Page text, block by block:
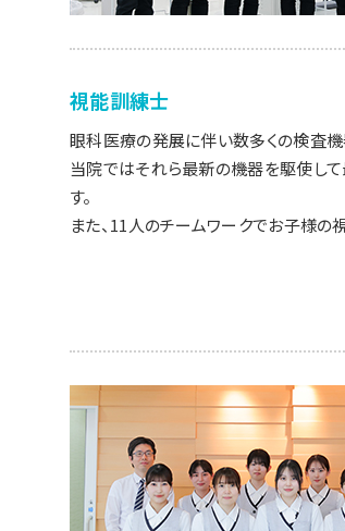
視能訓練士
眼科医療の発展に伴い数多くの検査機
当院ではそれら最新の機器を駆使し
す。
また、11人のチームワークでお子様の